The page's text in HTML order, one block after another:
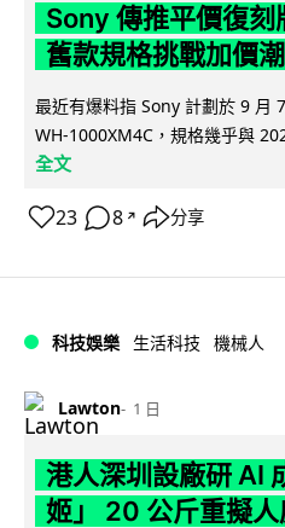
Sony 傳推平價復
舊款規格挑戰加價潮
最近有爆料指 Sony 計劃於 9 月
WH-1000XM4C，規格幾乎與
全文
23 8 ↗ 分享
科技娛樂 生活科技 機械人
Lawton 1 日
港人深圳設廠研 AI
姬」 20 公斤重擬